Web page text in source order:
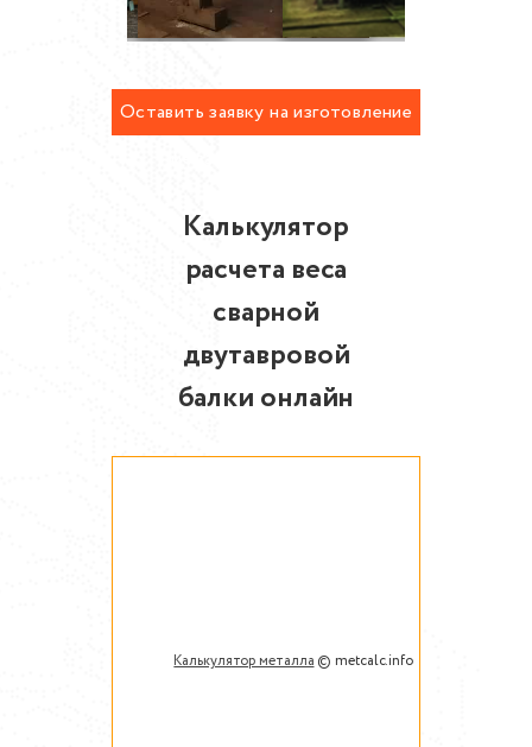
Оставить заявку на изготовление
Калькулятор
расчета веса
сварной
двутавровой
балки онлайн
Калькулятор металла © metcalc.info